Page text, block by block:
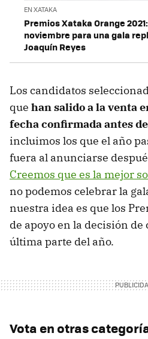
EN XATAKA
Premios Xataka Orange
noviembre para una gala
Joaquín Reyes
Los candidatos
que han salido a la venta
fecha confirmada antes
incluimos los que el año
fuera al anunciarse
Creemos que es la mejor
no podemos celebrar la
nuestra idea es que los
de apoyo en la decisión de
última parte del año.
Vota en otras